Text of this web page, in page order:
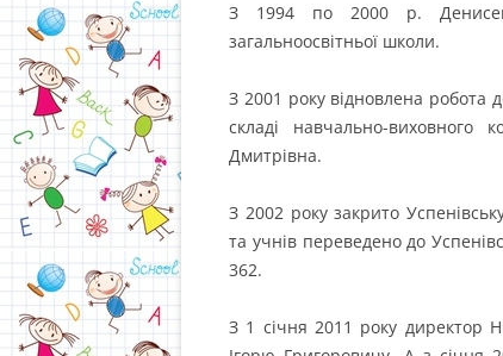
З 1994 по 2000 р.
загальноосвітньої школи.
З 2001 року відновлена робота
складі навчально-
Дмитрівна.
З 2002 року закрито
та учнів переведено до
362.
З 1 січня 2011 року директор